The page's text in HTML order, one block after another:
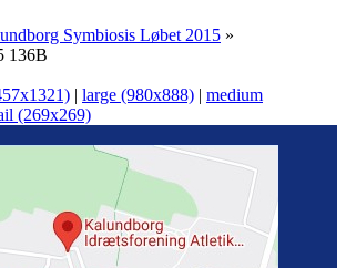
Symbiosis Løbet 2015 »
136B
| large (980x888) | medium
(269x269)